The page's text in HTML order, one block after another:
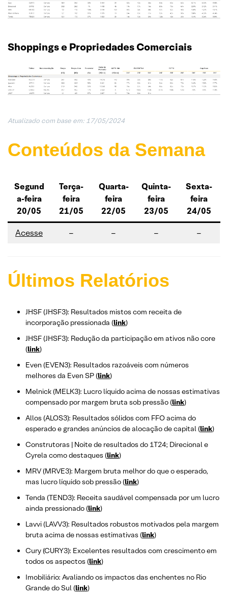
Shoppings e Propriedades Comerciais
Atualizado com base em: 17/05/2024
Conteúdos da Semana
Segund
a-feira
20/05
Terça-
feira
21/05
Quarta-
feira
22/05
Quinta-
feira
23/05
Sexta-
feira
24/05
Acesse – – – –
Últimos Relatórios
JHSF (JHSF3): Resultados mistos com receita de
incorporação pressionada (link)
JHSF (JHSF3): Redução da participação em ativos não core
(link)
Even (EVEN3): Resultados razoáveis com números
melhores da Even SP (link)
Melnick (MELK3): Lucro líquido acima de nossas estimativas
compensado por margem bruta sob pressão (link)
Allos (ALOS3): Resultados sólidos com FFO acima do
esperado e grandes anúncios de alocação de capital (link)
Construtoras | Noite de resultados do 1T24; Direcional e
Cyrela como destaques (link)
MRV (MRVE3): Margem bruta melhor do que o esperado,
mas lucro líquido sob pressão (link)
Tenda (TEND3): Receita saudável compensada por um lucro
ainda pressionado (link)
Lavvi (LAVV3): Resultados robustos motivados pela margem
bruta acima de nossas estimativas (link)
Cury (CURY3): Excelentes resultados com crescimento em
todos os aspectos (link)
Imobiliário: Avaliando os impactos das enchentes no Rio
Grande do Sul (link)